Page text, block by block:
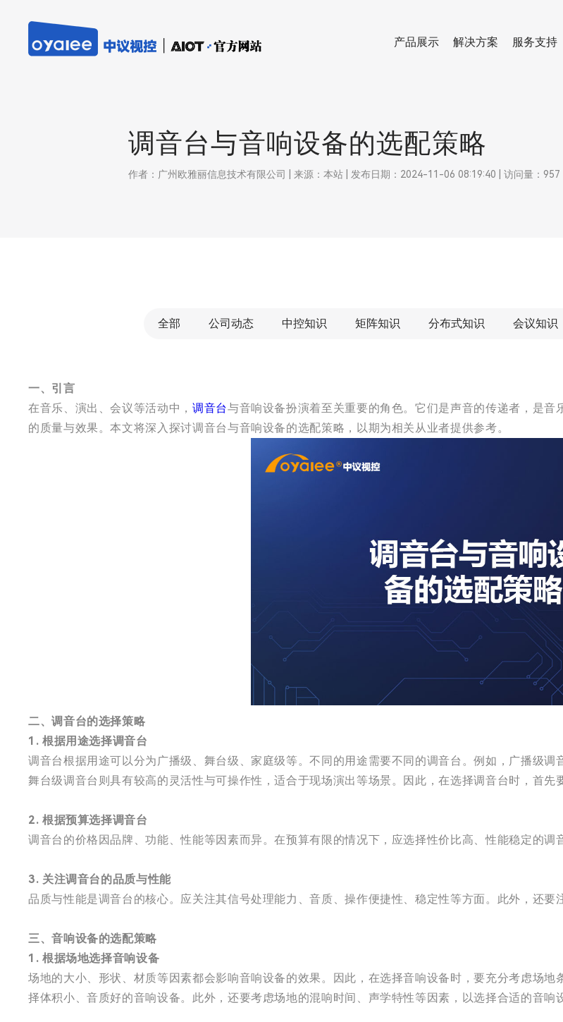
产品展示 解决方案 服务支持
调音台与音响设备的选配策略
作者：广州欧雅丽信息技术有限公司 | 来源：本站 | 发布日期：2024-11-06 08:19:40 | 访问量：957
全部 公司动态 中控知识 矩阵知识 分布式知识 会议知识
一、引言
在音乐、演出、会议等活动中， 调音台与音响设备扮演着至关重要的角色。它们是声音的传递者，是
的质量与效果。本文将深入探讨调音台与音响设备的选配策略，以期为相关从业者提供参考。
二、调音台的选择策略
1. 根据用途选择调音台
调音台根据用途可以分为广播级、舞台级、家庭级等。不同的用途需要不同的调音台。例如，广播级
舞台级调音台则具有较高的灵活性与可操作性，适合于现场演出等场景。因此，在选择调音台时，首先
2. 根据预算选择调音台
调音台的价格因品牌、功能、性能等因素而异。在预算有限的情况下，应选择性价比高、性能稳定的调
3. 关注调音台的品质与性能
品质与性能是调音台的核心。应关注其信号处理能力、音质、操作便捷性、稳定性等方面。此外，还要
三、音响设备的选配策略
1. 根据场地选择音响设备
场地的大小、形状、材质等因素都会影响音响设备的效果。因此，在选择音响设备时，要充分考虑场
择体积小、音质好的音响设备。此外，还要考虑场地的混响时间、声学特性等因素，以选择合适的音响